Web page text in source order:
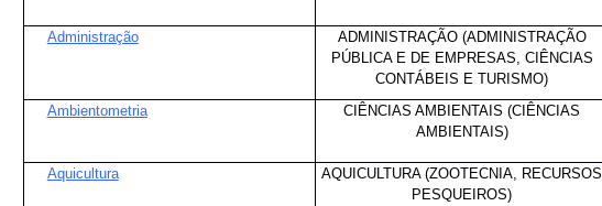
Administração
ADMINISTRAÇÃO (ADMINISTRAÇÃO
PÚBLICA E DE EMPRESAS, CIÊNCIAS
CONTÁBEIS E TURISMO)
Ambientometria
CIÊNCIAS AMBIENTAIS (CIÊNCIAS
AMBIENTAIS)
Aquicultura
AQUICULTURA (ZOOTECNIA, RECURSOS
PESQUEIROS)